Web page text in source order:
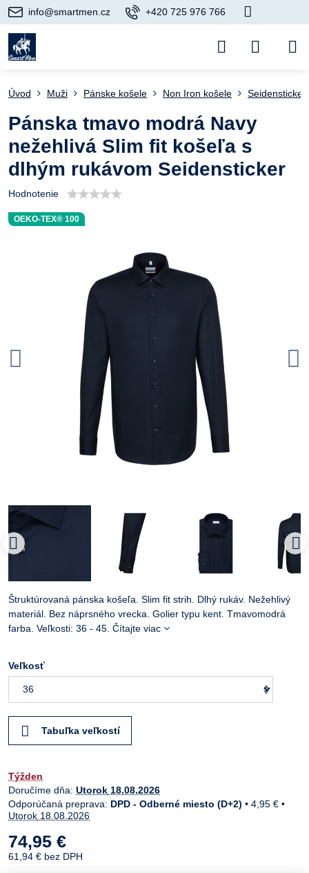
info@smartmen.cz +420 725 976 766
OEKO-TEX® 100
Úvod Muži Pánske košele Non Iron košele Seidensticker
Pánska tmavo modrá Navy
nežehlivá Slim fit košeľa s
dlhým rukávom Seidensticker
Hodnotenie
Štruktúrovaná pánska košeľa. Slim fit strih. Dlhý rukáv. Nežehlivý
materiál. Bez náprsného vrecka. Golier typu kent. Tmavomodrá
farba. Veľkosti: 36 - 45. Čítajte viac
Veľkosť
Tabuľka veľkostí
Týžden
Doručíme dňa: Utorok 18.08.2026
DPD - Odberné miesto (D+2) • 4,95 € •
Utorok 18.08.2026
74,95 €
61,94 € bez DPH